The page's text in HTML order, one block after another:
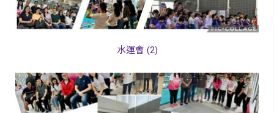
水運會 (2)